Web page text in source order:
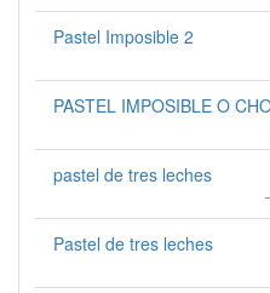
Pastel Imposible 2
PASTEL IMPOSIBLE O
pastel de tres leches
Pastel de tres leches